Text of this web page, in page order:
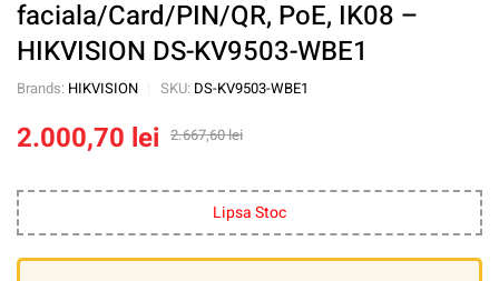
faciala/Card/PIN/QR, PoE, IK08 –
HIKVISION DS-KV9503-WBE1
Brands: HIKVISION SKU: DS-KV9503-WBE1
2.667,60lei
2.000,70 lei
Lipsa Stoc